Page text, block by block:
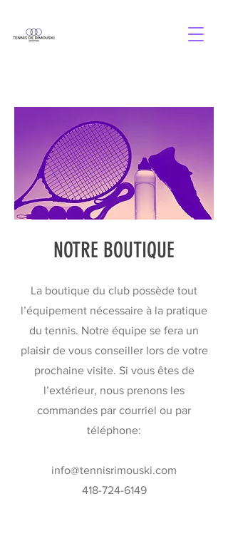
NOTRE BOUTIQUE
La boutique du club possède tout
l’équipement nécessaire à la pratique
du tennis. Notre équipe se fera un
plaisir de vous conseiller lors de votre
prochaine visite. Si vous êtes de
l’extérieur, nous prenons les
commandes par courriel ou par
téléphone:
info@tennisrimouski.com
418-724-6149